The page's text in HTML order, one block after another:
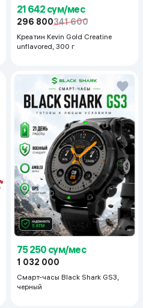
21 642 сум/мес
296 800341 600
Креатин Kevin Gold Creatine
unflavored, 300 г
75 250 сум/мес
1 032 000
Смарт-часы Black Shark GS3,
черный